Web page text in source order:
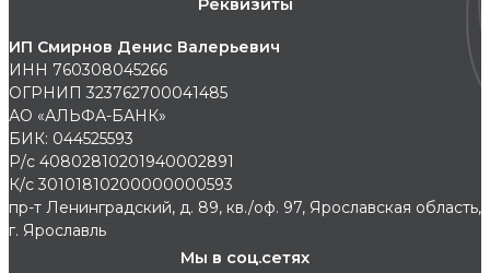
Реквизиты
ИП Смирнов Денис Валерьевич
ИНН 760308045266
ОГРНИП 323762700041485
АО «АЛЬФА-БАНК»
БИК: 044525593
Р/с 40802810201940002891
К/с 30101810200000000593
пр-т Ленинградский, д. 89, кв./оф. 97, Ярославская область,
г. Ярославль
Мы в соц.сетях